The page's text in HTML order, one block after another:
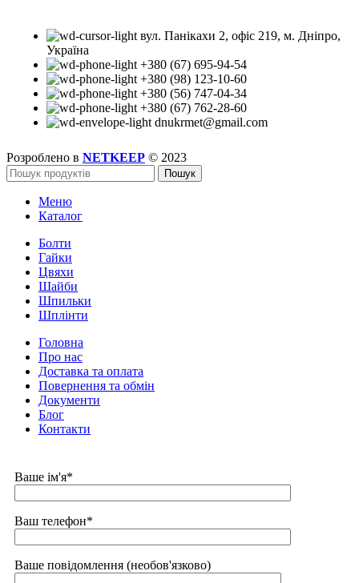
вул. Панікахи 2, офіс 219, м. Дніпро,
Україна
+380 (67) 695-94-54
+380 (98) 123-10-60
+380 (56) 747-04-34
+380 (67) 762-28-60
dnukrmet@gmail.com
Розроблено в NETKEEP © 2023
Пошук
Меню
Каталог
Болти
Гайки
Цвяхи
Шайби
Шпильки
Шплінти
Головна
Про нас
Доставка та оплата
Повернення та обмін
Документи
Блог
Контакти
Ваше ім'я*
Ваш телефон*
Ваше повідомлення (необов'язково)